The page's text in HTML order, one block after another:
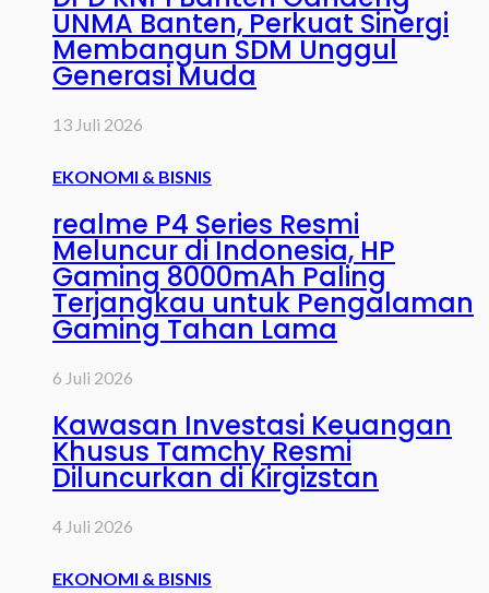
UNMA Banten, Perkuat Sinergi
Membangun SDM Unggul
Generasi Muda
13 Juli 2026
EKONOMI & BISNIS
realme P4 Series Resmi
Meluncur di Indonesia, HP
Gaming 8000mAh Paling
Terjangkau untuk Pengalaman
Gaming Tahan Lama
6 Juli 2026
Kawasan Investasi Keuangan
Khusus Tamchy Resmi
Diluncurkan di Kirgizstan
4 Juli 2026
EKONOMI & BISNIS